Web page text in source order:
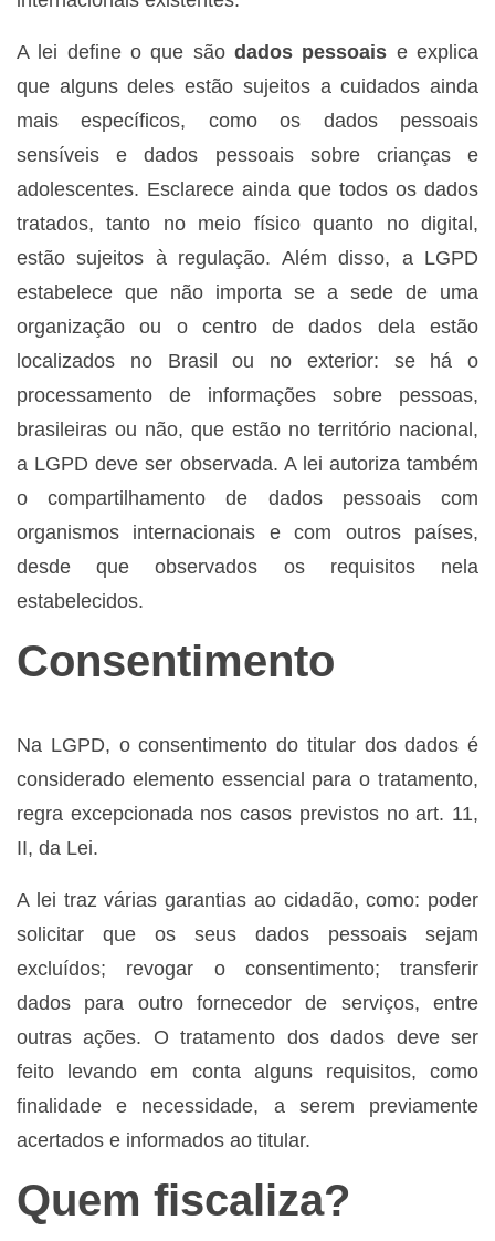
A lei define o que são dados pessoais e explica
que alguns deles estão sujeitos a cuidados ainda
mais específicos, como os dados pessoais
sensíveis e dados pessoais sobre crianças e
adolescentes. Esclarece ainda que todos os dados
tratados, tanto no meio físico quanto no digital,
estão sujeitos à regulação. Além disso, a LGPD
estabelece que não importa se a sede de uma
organização ou o centro de dados dela estão
localizados no Brasil ou no exterior: se há o
processamento de informações sobre pessoas,
brasileiras ou não, que estão no território nacional,
a LGPD deve ser observada. A lei autoriza também
o compartilhamento de dados pessoais com
organismos internacionais e com outros países,
desde que observados os requisitos nela
estabelecidos.
Consentimento
Na LGPD, o consentimento do titular dos dados é
considerado elemento essencial para o tratamento,
regra excepcionada nos casos previstos no art. 11,
II, da Lei.
A lei traz várias garantias ao cidadão, como: poder
solicitar que os seus dados pessoais sejam
excluídos; revogar o consentimento; transferir
dados para outro fornecedor de serviços, entre
outras ações. O tratamento dos dados deve ser
feito levando em conta alguns requisitos, como
finalidade e necessidade, a serem previamente
acertados e informados ao titular.
Quem fiscaliza?